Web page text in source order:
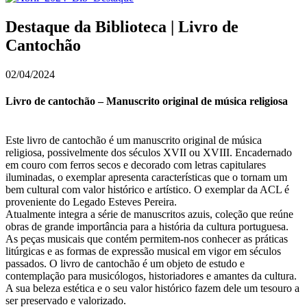
Destaque da Biblioteca | Livro de
Cantochão
02/04/2024
Livro de cantochão – Manuscrito original de música religiosa
Este livro de cantochão é um manuscrito original de música
religiosa, possivelmente dos séculos XVII ou XVIII. Encadernado
em couro com ferros secos e decorado com letras capitulares
iluminadas, o exemplar apresenta características que o tornam um
bem cultural com valor histórico e artístico. O exemplar da ACL é
proveniente do Legado Esteves Pereira.
Atualmente integra a série de manuscritos azuis, coleção que reúne
obras de grande importância para a história da cultura portuguesa.
As peças musicais que contém permitem-nos conhecer as práticas
litúrgicas e as formas de expressão musical em vigor em séculos
passados. O livro de cantochão é um objeto de estudo e
contemplação para musicólogos, historiadores e amantes da cultura.
A sua beleza estética e o seu valor histórico fazem dele um tesouro a
ser preservado e valorizado.